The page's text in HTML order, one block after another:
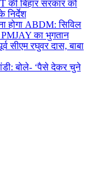
की बिहार सरकार को
निर्देश
होगा ABDM: सिविल
PMJAY का भुगतान
सीएम रघुवर दास, बाबा
बोले- ‘पैसे देकर चुने